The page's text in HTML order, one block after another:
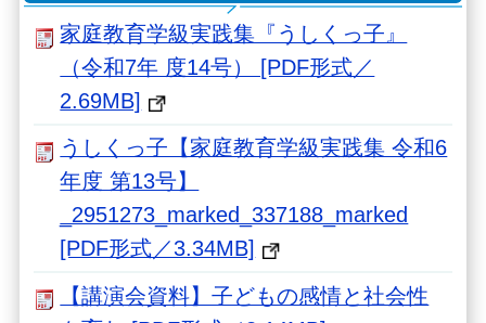
家庭教育学級実践集『うしくっ子』
（令和7年 度14号） [PDF形式／
2.69MB]
うしくっ子【家庭教育学級実践集 令和6
年度 第13号】
_2951273_marked_337188_marked
[PDF形式／3.34MB]
【講演会資料】子どもの感情と社会性